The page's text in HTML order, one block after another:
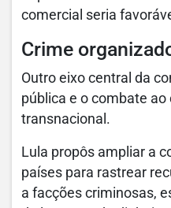
comercial seria
Crime
Outro eixo central da
pública e o combate
transnacional.
Lula propôs ampliar a
países para rastrear
a facções criminosas,